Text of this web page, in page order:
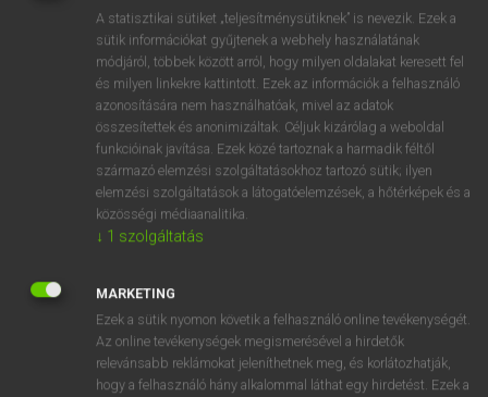
VAN ELŐFIZETÉSED?
Van előfizetésem a teljes szócikk megtekintéséhez.
BELÉPÉS
NINCS ELŐFIZETÉSED?
Nincs regisztrációm és előfizetésem. A szótár 2 órás,
díjmentes próbaverziójának elindításához regisztrálok és
A statisztikai sütiket „teljesítménysütiknek” is nevezik. Ezek a
sütik információkat gyűjtenek a webhely használatának
módjáról, többek között arról, hogy milyen oldalakat keresett fel
és milyen linkekre kattintott. Ezek az információk a felhasználó
azonosítására nem használhatóak, mivel az adatok
összesítettek és anonimizáltak. Céljuk kizárólag a weboldal
funkcióinak javítása. Ezek közé tartoznak a harmadik féltől
származó elemzési szolgáltatásokhoz tartozó sütik; ilyen
elemzési szolgáltatások a látogatóelemzések, a hőtérképek és a
közösségi médiaanalitika.
↓ 1 szolgáltatás
MARKETING
Ezek a sütik nyomon követik a felhasználó online tevékenységét.
Az online tevékenységek megismerésével a hirdetők
relevánsabb reklámokat jeleníthetnek meg, és korlátozhatják,
hogy a felhasználó hány alkalommal láthat egy hirdetést. Ezek a
n m , . AltGr